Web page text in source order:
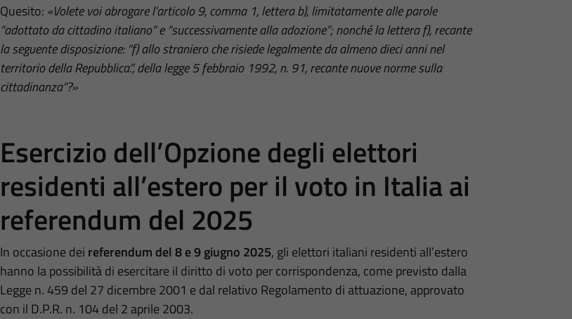
Quesito: «Volete voi abrogare l’articolo 9, comma 1, lettera b), limitatamente alle parole
“adottato da cittadino italiano” e “successivamente alla adozione”; nonché la lettera f), recante
la seguente disposizione: “f) allo straniero che risiede legalmente da almeno dieci anni nel
territorio della Repubblica.”, della legge 5 febbraio 1992, n. 91, recante nuove norme sulla
cittadinanza”?»
Esercizio dell’Opzione degli elettori
residenti all’estero per il voto in Italia ai
referendum del 2025
In occasione dei referendum del 8 e 9 giugno 2025, gli elettori italiani residenti all’estero
hanno la possibilità di esercitare il diritto di voto per corrispondenza, come previsto dalla
Legge n. 459 del 27 dicembre 2001 e dal relativo Regolamento di attuazione, approvato
con il D.P.R. n. 104 del 2 aprile 2003.